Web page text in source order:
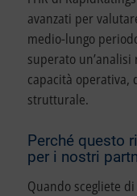
avanzati per
medio-lungo
superato
capacità operativa,
strutturale.
Perché questo
per i nostri
Quando scegliete